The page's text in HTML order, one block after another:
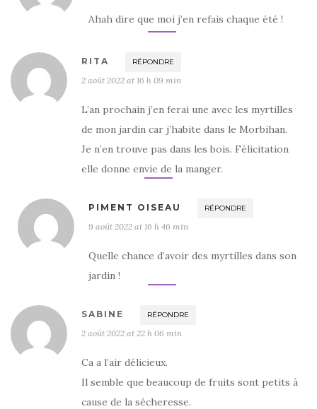
Ahah dire que moi j’en refais chaque été !
RITA RÉPONDRE
2 août 2022 at 16 h 09 min
L’an prochain j’en ferai une avec les myrtilles
de mon jardin car j’habite dans le Morbihan.
Je n’en trouve pas dans les bois. Félicitation
elle donne envie de la manger.
PIMENT OISEAU RÉPONDRE
9 août 2022 at 16 h 46 min
Quelle chance d’avoir des myrtilles dans son
jardin !
SABINE RÉPONDRE
2 août 2022 at 22 h 06 min
Ca a l’air délicieux.
Il semble que beaucoup de fruits sont petits à
cause de la sécheresse.